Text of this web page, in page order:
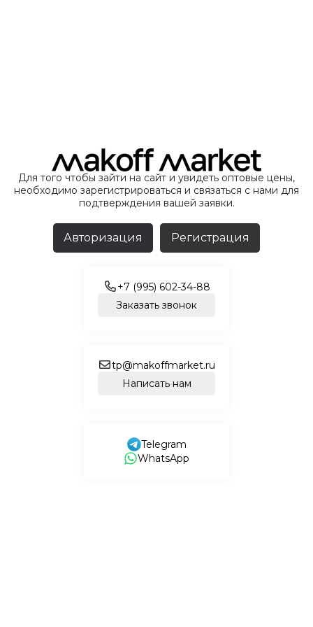
Для того чтобы зайти на сайт и увидеть оптовые цены,
необходимо зарегистрироваться и связаться с нами для
подтверждения вашей заявки.
Авторизация Регистрация
+7 (995) 602-34-88
Заказать звонок
tp@makoffmarket.ru
Написать нам
Telegram
WhatsApp